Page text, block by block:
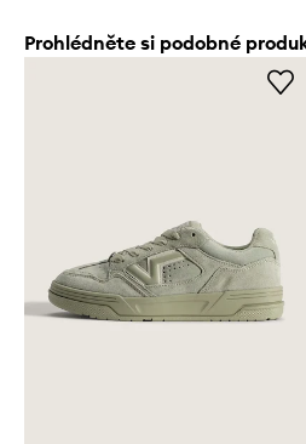
Prohlédněte si podobné